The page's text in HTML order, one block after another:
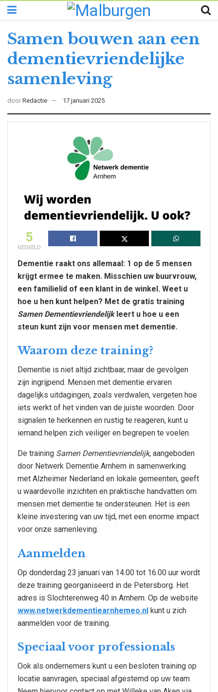
Samen bouwen aan een
dementievriendelijke
samenleving
door Redactie 17 januari 2025
5
GEDEELD
Dementie raakt ons allemaal: 1 op de 5 mensen
krijgt ermee te maken. Misschien uw buurvrouw,
een familielid of een klant in de winkel. Weet u
hoe u hen kunt helpen? Met de gratis training
Samen Dementievriendelijkleert u hoe u een
steun kunt zijn voor mensen met dementie.
Waarom deze training?
Dementie is niet altijd zichtbaar, maar de gevolgen
zijn ingrijpend. Mensen met dementie ervaren
dagelijks uitdagingen, zoals verdwalen, vergeten hoe
iets werkt of het vinden van de juiste woorden. Door
signalen te herkennen en rustig te reageren, kunt u
iemand helpen zich veiliger en begrepen te voelen.
De training Samen Dementievriendelijk, aangeboden
door Netwerk Dementie Arnhem in samenwerking
met Alzheimer Nederland en lokale gemeenten, geeft
u waardevolle inzichten en praktische handvatten om
mensen met dementie te ondersteunen. Het is een
kleine investering van uw tijd, met een enorme impact
voor onze samenleving.
Aanmelden
Op donderdag 23 januari van 14.00 tot 16.00 uur wordt
deze training georganiseerd in de Petersborg. Het
adres is Slochterenweg 40 in Arnhem. Op de website
www.netwerkdementiearnhemeo.nl kunt u zich
aanmelden voor de training.
Speciaal voor professionals
Ook als ondernemers kunt u een besloten training op
locatie aanvragen, speciaal afgestemd op uw team.